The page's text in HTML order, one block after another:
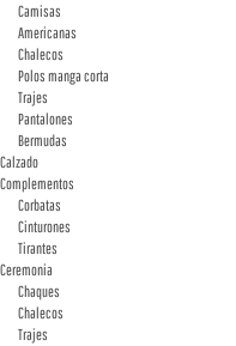
Camisas
Americanas
Chalecos
Polos manga corta
Trajes
Pantalones
Bermudas
Calzado
Complementos
Corbatas
Cinturones
Tirantes
Ceremonia
Chaques
Chalecos
Trajes